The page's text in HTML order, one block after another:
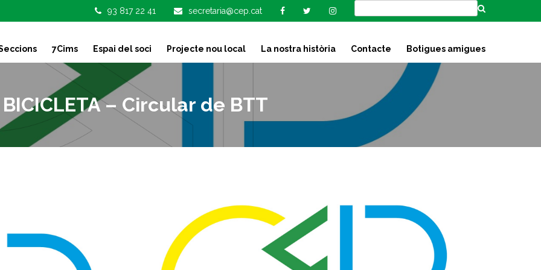
93 817 22 41 secretaria@cep.cat
7Cims Espai del soci Projecte nou local La nostra història Contacte Botigues amigues
BICICLETA – Circular de BTT